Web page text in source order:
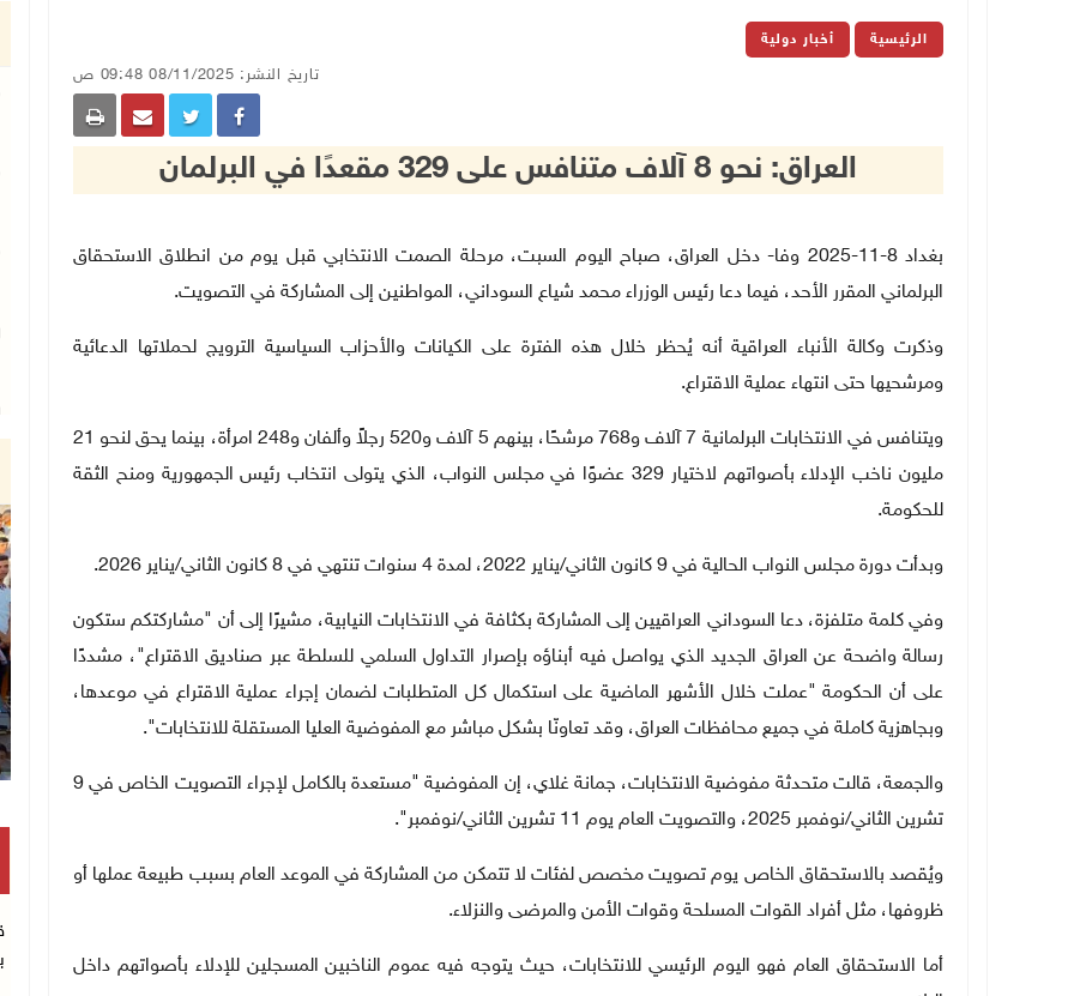
الرئيسية أخبار دولية
تاريخ النشر: 08/11/2025 09:48 ص
العراق: نحو 8 آلاف متنافس على 329 مقعدًا في البرلمان
بغداد 8-11-2025 وفا- دخل العراق، صباح اليوم السبت، مرحلة الصمت الانتخابي قبل يوم من انطلاق الاستحقاق
البرلماني المقرر الأحد، فيما دعا رئيس الوزراء محمد شياع السوداني، المواطنين إلى المشاركة في التصويت.
وذكرت وكالة الأنباء العراقية أنه يُحظر خلال هذه الفترة على الكيانات والأحزاب السياسية الترويج لحملاتها الدعائية
ومرشحيها حتى انتهاء عملية الاقتراع.
ويتنافس في الانتخابات البرلمانية 7 آلاف و768 مرشحًا، بينهم 5 آلاف و520 رجلاً وألفان و248 امرأة، بينما يحق لنحو 21
مليون ناخب الإدلاء بأصواتهم لاختيار 329 عضوًا في مجلس النواب، الذي يتولى انتخاب رئيس الجمهورية ومنح الثقة
للحكومة.
وبدأت دورة مجلس النواب الحالية في 9 كانون الثاني /يناير 2022، لمدة 4 سنوات تنتهي في 8 كانون الثاني /يناير 2026 .
وفي كلمة متلفزة، دعا السوداني العراقيين إلى المشاركة بكثافة في الانتخابات النيابية، مشيرًا إلى أن "مشاركتكم ستكون
رسالة واضحة عن العراق الجديد الذي يواصل فيه أبناؤه بإصرار التداول السلمي للسلطة عبر صناديق الاقتراع"، مشددًا
على أن الحكومة "عملت خلال الأشهر الماضية على استكمال كل المتطلبات لضمان إجراء عملية الاقتراع في موعدها،
وبجاهزية كاملة في جميع محافظات العراق، وقد تعاونّا بشكل مباشر مع المفوضية العليا المستقلة للانتخابات"
.
والجمعة، قالت متحدثة مفوضية الانتخابات، جمانة غلاي، إن المفوضية "مستعدة بالكامل لإجراء التصويت الخاص في 9
تشرين الثاني/نوفمبر 2025، والتصويت العام يوم 11 تشرين الثاني /نوفمبر"
.
ويُقصد بالاستحقاق الخاص يوم تصويت مخصص لفئات لا تتمكن من المشاركة في الموعد العام بسبب طبيعة عملها أو
ظروفها، مثل أفراد القوات المسلحة وقوات الأمن والمرضى والنزلاء.
أما الاستحقاق العام فهو اليوم الرئيسي للانتخابات، حيث يتوجه فيه عموم الناخبين المسجلين للإدلاء بأصواتهم داخل